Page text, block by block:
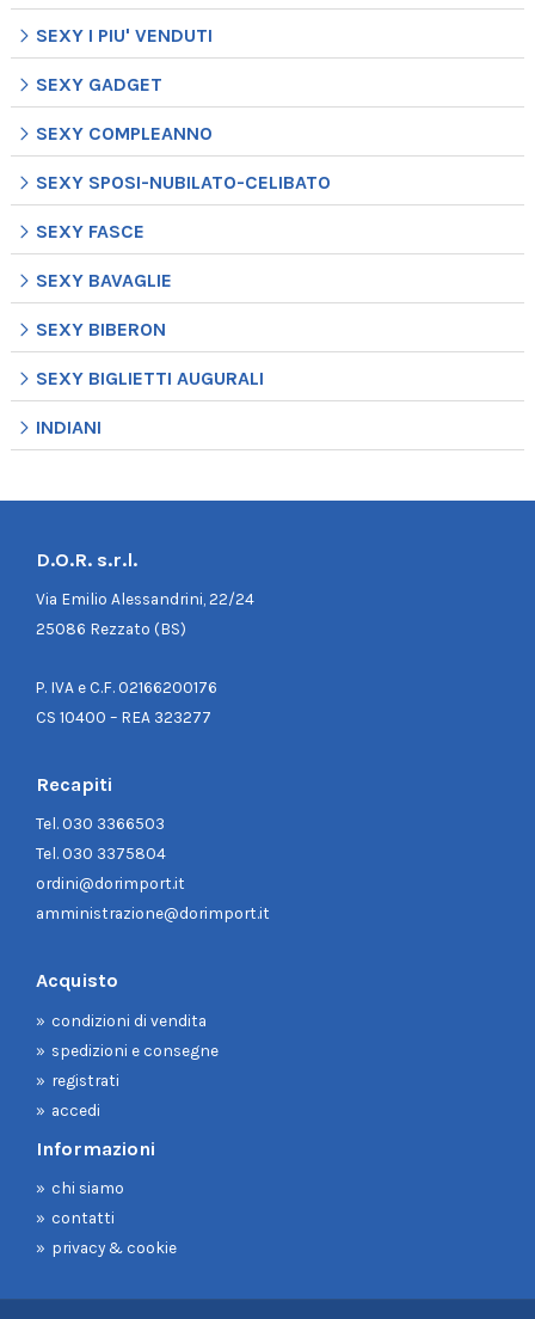
SEXY I PIU' VENDUTI
SEXY GADGET
SEXY COMPLEANNO
SEXY SPOSI-NUBILATO-CELIBATO
SEXY FASCE
SEXY BAVAGLIE
SEXY BIBERON
SEXY BIGLIETTI AUGURALI
INDIANI
D.O.R. s.r.l.
Via Emilio Alessandrini, 22/24
25086 Rezzato (BS)
P. IVA e C.F. 02166200176
CS 10400 – REA 323277
Recapiti
Tel.030 3366503
Tel.030 3375804
ordini@dorimport.it
amministrazione@dorimport.it
Acquisto
condizioni di vendita
spedizioni e consegne
registrati
accedi
Informazioni
chi siamo
contatti
privacy & cookie